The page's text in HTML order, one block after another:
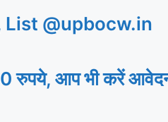
List @upbocw.in
रुपये, आप भी करें